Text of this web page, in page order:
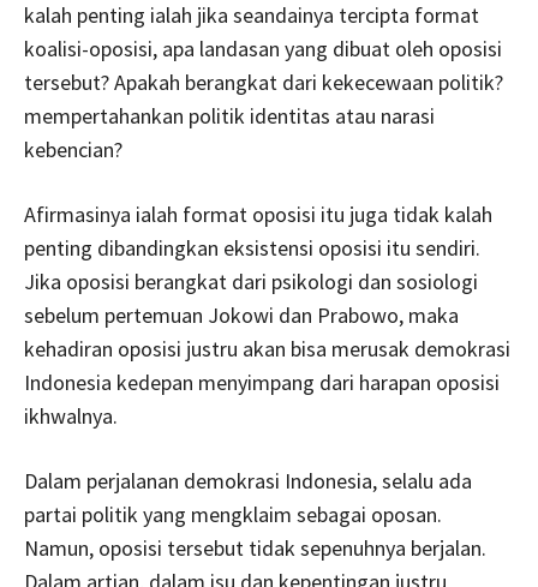
kalah penting ialah jika seandainya tercipta format
koalisi-oposisi, apa landasan yang dibuat oleh oposisi
tersebut? Apakah berangkat dari kekecewaan politik?
mempertahankan politik identitas atau narasi
kebencian?
Afirmasinya ialah format oposisi itu juga tidak kalah
penting dibandingkan eksistensi oposisi itu sendiri.
Jika oposisi berangkat dari psikologi dan sosiologi
sebelum pertemuan Jokowi dan Prabowo, maka
kehadiran oposisi justru akan bisa merusak demokrasi
Indonesia kedepan menyimpang dari harapan oposisi
ikhwalnya.
Dalam perjalanan demokrasi Indonesia, selalu ada
partai politik yang mengklaim sebagai oposan.
Namun, oposisi tersebut tidak sepenuhnya berjalan.